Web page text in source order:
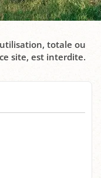
totale ou
site, est interdite.